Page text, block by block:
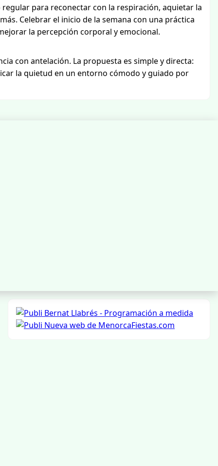
para reconectar con la respiración, aquietar la
Celebrar el inicio de la semana con una práctica
la percepción corporal y emocional.
con antelación. La propuesta es simple y directa:
la quietud en un entorno cómodo y guiado por